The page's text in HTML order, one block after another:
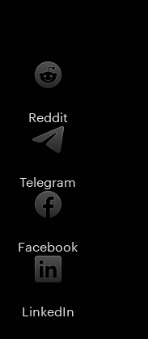
Reddit
Telegram
Facebook
LinkedIn